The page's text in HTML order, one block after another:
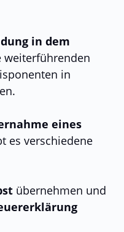
in dem
weiterführenden
in
eines
es verschiedene
übernehmen und